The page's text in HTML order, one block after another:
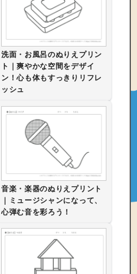
洗面・お風呂のぬりえプリン
ト｜爽やかな空間をデザイ
ン！心も体もすっきりリフレ
ッシュ
音楽・楽器のぬりえプリント
｜ミュージシャンになって、
心弾む音を彩ろう！